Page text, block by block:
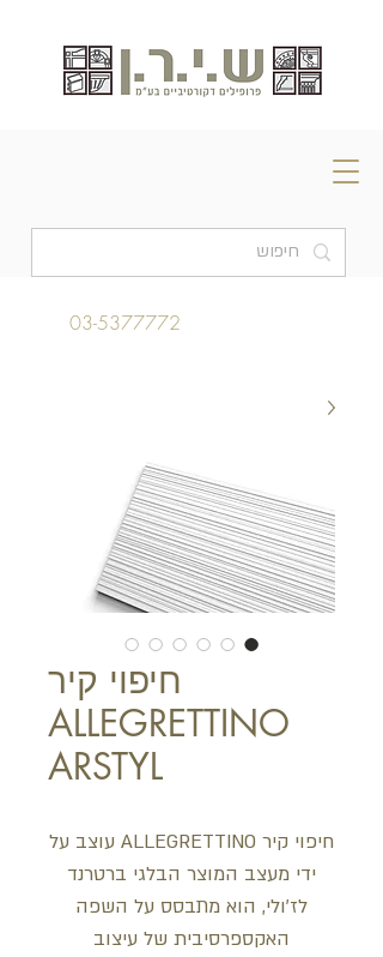
03-5377772
חיפוי קיר
ALLEGRETTINO
ARSTYL
חיפוי קיר ALLEGRETTINO עוצב על
ידי מעצב המוצר הבלגי ברטרנד
לז'ולי, הוא מתבסס על השפה
האקספרסיבית של עיצוב